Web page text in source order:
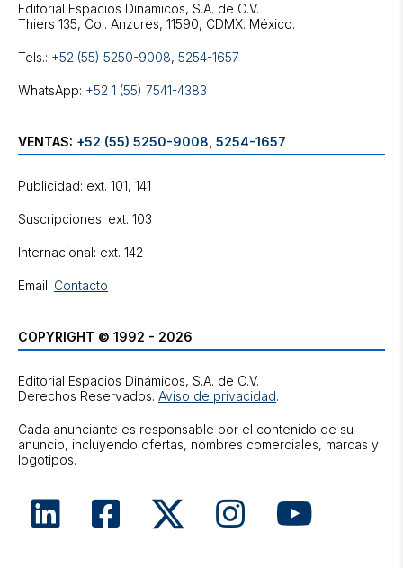
Editorial Espacios Dinámicos, S.A. de C.V.
Tels.: +52 (55) 5250-9008, 5254-1657
WhatsApp: +52 1 (55) 7541-4383
VENTAS: +52 (55) 5250-9008 5254-1657
Publicidad: ext. 101, 141
Suscripciones: ext. 103
Internacional: ext. 142
Email: Contacto
COPYRIGHT © 1992 - 2026
Editorial Espacios Dinámicos, S.A. de C.V.
Derechos Reservados. Aviso de privacidad.
Cada anunciante es responsable por el contenido de su
anuncio, incluyendo ofertas, nombres comerciales, marcas y
logotipos.